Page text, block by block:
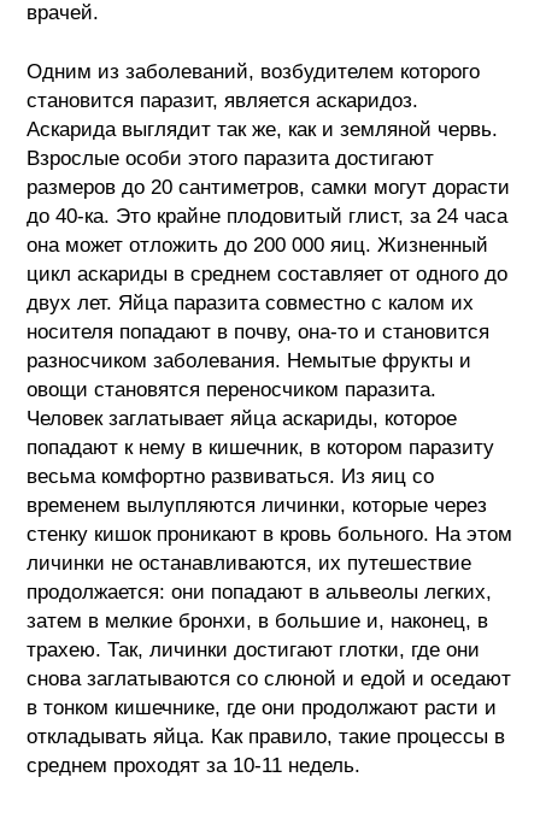
врачей.
Одним из заболеваний, возбудителем которого
становится паразит, является аскаридоз.
Аскарида выглядит так же, как и земляной червь.
Взрослые особи этого паразита достигают
размеров до 20 сантиметров, самки могут дорасти
до 40-ка. Это крайне плодовитый глист, за 24 часа
она может отложить до 200 000 яиц. Жизненный
цикл аскариды в среднем составляет от одного до
двух лет. Яйца паразита совместно с калом их
носителя попадают в почву, она-то и становится
разносчиком заболевания. Немытые фрукты и
овощи становятся переносчиком паразита.
Человек заглатывает яйца аскариды, которое
попадают к нему в кишечник, в котором паразиту
весьма комфортно развиваться. Из яиц со
временем вылупляются личинки, которые через
стенку кишок проникают в кровь больного. На этом
личинки не останавливаются, их путешествие
продолжается: они попадают в альвеолы легких,
затем в мелкие бронхи, в большие и, наконец, в
трахею. Так, личинки достигают глотки, где они
снова заглатываются со слюной и едой и оседают
в тонком кишечнике, где они продолжают расти и
откладывать яйца. Как правило, такие процессы в
среднем проходят за 10-11 недель.